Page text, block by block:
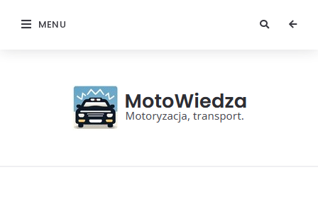
MENU